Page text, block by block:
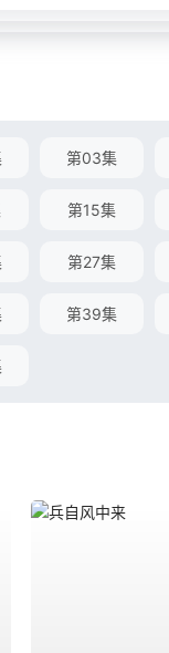
第03集
第15集
第27集
第39集